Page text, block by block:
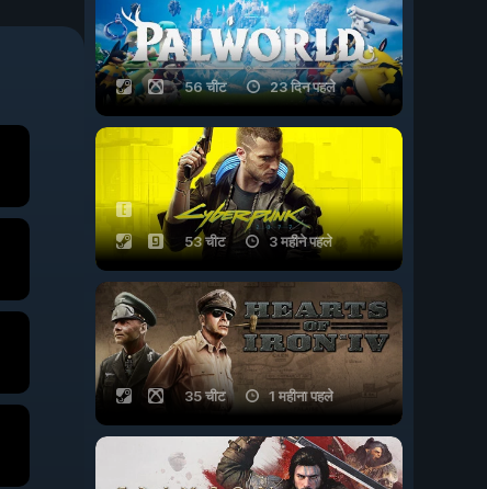
56 चीट 23 दिन पहले
53 चीट 3 महीने पहले
35 चीट 1 महीना पहले